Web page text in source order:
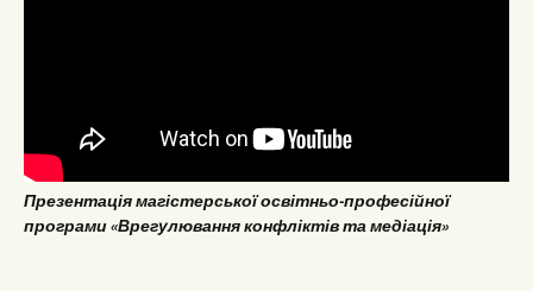
Презентація магістерської освітньо-професійної
програми «Врегулювання конфліктів та медіація»